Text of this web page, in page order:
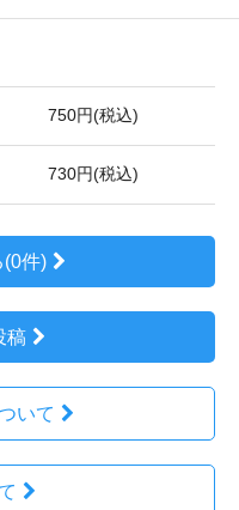
750円(税込)
730円(税込)
(0件)
稿
いて